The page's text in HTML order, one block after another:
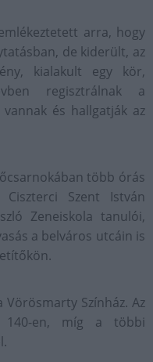
arra, hogy
de kiderült, az
kialakult egy kör,
regisztrálnak a
és hallgatják az
több órás
Szent István
Zeneiskola tanulói,
a belváros utcáin is
Színház. Az
140-en, míg a többi